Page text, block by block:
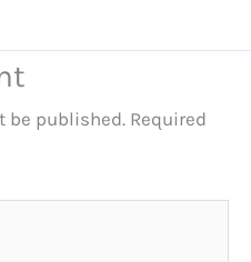
be published. Required